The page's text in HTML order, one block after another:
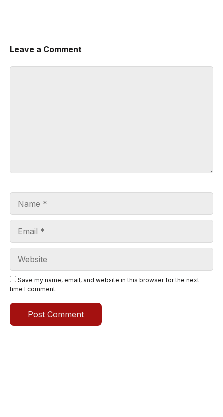
Leave a Comment
Save my name, email, and website in this browser for the next
time I comment.